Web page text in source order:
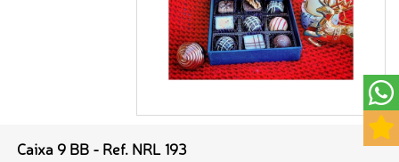
Caixa 9 BB - Ref. NRL 193